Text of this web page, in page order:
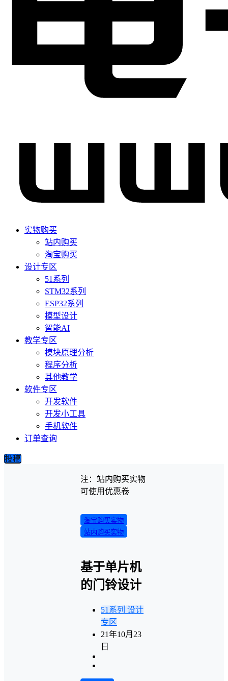
实物购买
站内购买
淘宝购买
设计专区
51系列
STM32系列
ESP32系列
模型设计
智能AI
教学专区
模块原理分析
程序分析
其他教学
软件专区
开发软件
开发小工具
手机软件
订单查询
投稿
注：站内购买实物
可使用优惠卷
淘宝购买实物
站内购买实物
基于单片机
的门铃设计
51系列 设计
专区
21年10月23
日